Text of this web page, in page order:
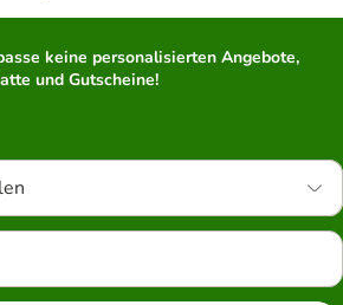
keine personalisierten Angebote,
und Gutscheine!